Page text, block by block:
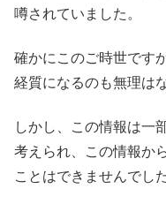
噂されていました。
確かにこのご時世です
経質になるのも無理は
しかし、この情報は一
考えられ、この情報か
ことはできませんでした